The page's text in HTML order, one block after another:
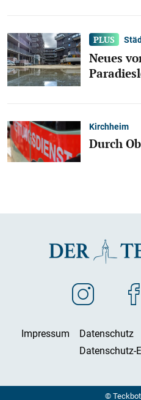
Neues
Kirchheim
Durch
Impressum Datenschutz
Datenschutz-
©